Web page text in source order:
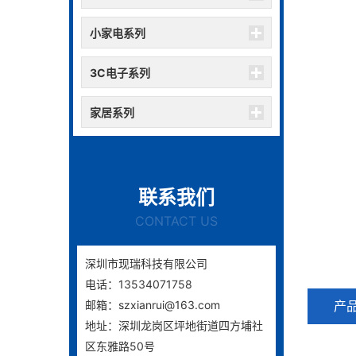
小家电系列
3C电子系列
家居系列
联系我们
CONTACT US
深圳市现瑞科技有限公司
电话：13534071758
邮箱：szxianrui@163.com
地址：深圳龙岗区坪地街道四方埔社
区东雅路50号
产